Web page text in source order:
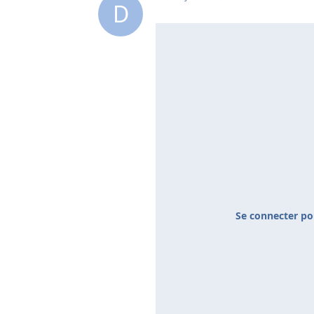
D
Se connecter